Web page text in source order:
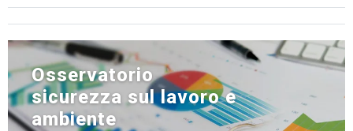
Osservatorio
sicurezza sul lavoro e
ambiente